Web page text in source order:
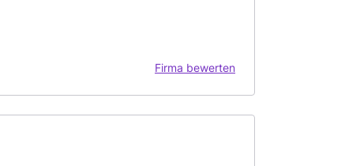
Firma bewerten